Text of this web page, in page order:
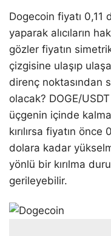
Dogecoin fiyatı 0,11
yaparak alıcıların
gözler fiyatın
çizgisine ulaşıp
direnç noktasından
olacak? DOGE/
üçgenin içinde
kırılırsa fiyatın
dolara kadar
yönlü bir kırılma
gerileyebilir.